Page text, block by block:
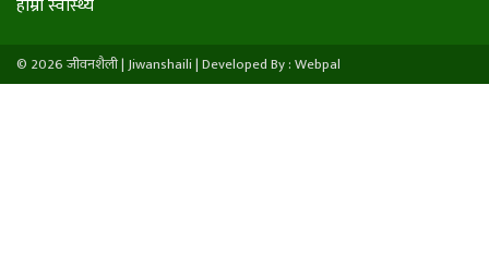
© 2026 जीवनशैली | Jiwanshaili |Developed By : Webpal